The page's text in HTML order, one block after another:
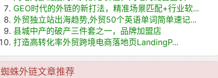
GEO时代的外链的新打法，精准场景匹配+行业软...
外贸独立站出海趋势,外贸50个英语单词简单速记...
县城中产的破产三件套之一，品牌加盟店
打造高转化率外贸跨境电商落地页LandingP...
蜘蛛外链文章推荐